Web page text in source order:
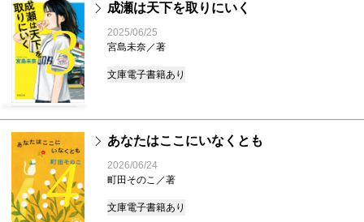
3
成瀬は天下を取りにいく
2025/06/25
宮島未奈／著
文庫電子書籍あり
4
あなたはここにいなくとも
2026/06/24
町田そのこ／著
文庫電子書籍あり